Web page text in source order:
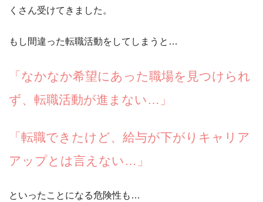
くさん受けてきました。
もし間違った転職活動をしてしまうと…
「なかなか希望にあった職場を見つけられ
ず、転職活動が進まない…」
「転職できたけど、給与が下がりキャリア
アップとは言えない…」
といったことになる危険性も…